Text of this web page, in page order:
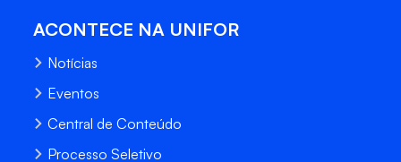
ACONTECE NA UNIFOR
Notícias
Eventos
Central de Conteúdo
Processo Seletivo